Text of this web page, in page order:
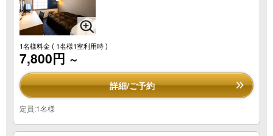
1名様料金( 1名様1室利用時 )
7,800円 ～
詳細/ご予約
定員:1名様